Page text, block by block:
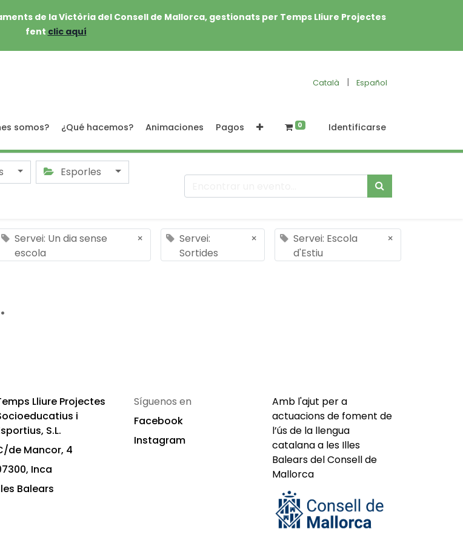
de la Victòria del Consell de Mallorca, gestionats per Temps Lliure Projectes
fent clic aquí
Català | Español
somos? ¿Qué hacemos? Animaciones Pagos 0 Identificarse
Esporles
Servei: Un dia sense
escola
×
Servei:
Sortides
×
Servei: Escola
d'Estiu
×
Lliure Projectes
i
S.L.
de Mancor, 4
Inca
Balears
Síguenos en
Facebook
Instagram
Amb l'ajut per a
actuacions de foment de
l’ús de la llengua
catalana a les Illes
Balears del Consell de
Mallorca